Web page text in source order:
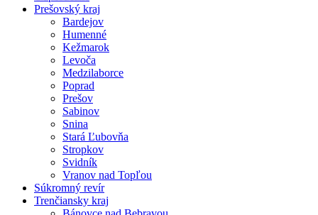
Prešovský kraj
Bardejov
Humenné
Kežmarok
Levoča
Medzilaborce
Poprad
Prešov
Sabinov
Snina
Stará Ľubovňa
Stropkov
Svidník
Vranov nad Topľou
Súkromný revír
Trenčiansky kraj